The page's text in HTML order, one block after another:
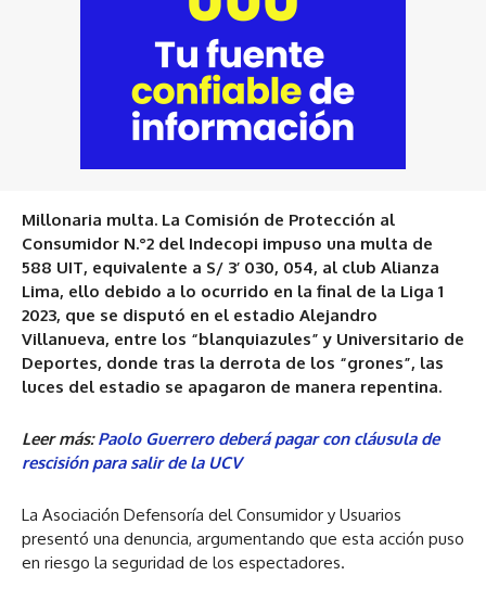
Millonaria multa. La Comisión de Protección al
Consumidor N.°2 del Indecopi impuso una multa de
588 UIT, equivalente a S/ 3’ 030, 054, al club Alianza
Lima, ello debido a lo ocurrido en la final de la Liga 1
2023, que se disputó en el estadio Alejandro
Villanueva, entre los “blanquiazules” y Universitario de
Deportes, donde tras la derrota de los “grones”, las
luces del estadio se apagaron de manera repentina.
Leer más:Paolo Guerrero deberá pagar con cláusula de
rescisión para salir de la UCV
La Asociación Defensoría del Consumidor y Usuarios
presentó una denuncia, argumentando que esta acción puso
en riesgo la seguridad de los espectadores.